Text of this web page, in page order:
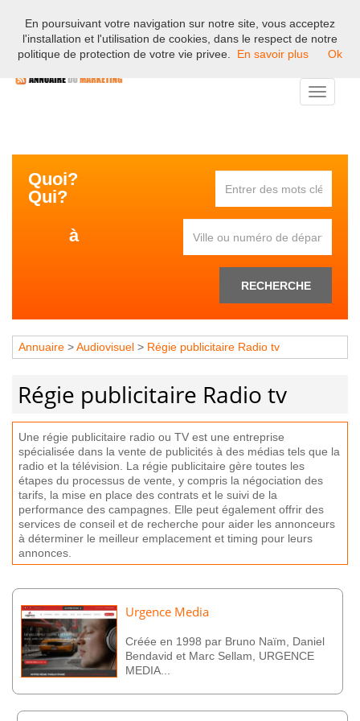
Bienvenue sur l'annuaire professionnel du marketing et de la
communication en France.
Toggle
Quoi?
Qui?
à
RECHERCHE
Annuaire >Audiovisuel > Régie publicitaire Radio tv
Régie publicitaire Radio tv
Une régie publicitaire radio ou TV est une entreprise
spécialisée dans la vente de publicités à des médias tels que la
radio et la télévision La régie publicitaire gère toutes les
étapes du processus de vente y compris la négociation des
tarifs la mise en place des contrats et le suivi de la
performance des campagnes Elle peut également offrir des
services de conseil et de recherche pour aider les annonceurs
à déterminer le meilleur emplacement et timing pour leurs
annonces
Urgence Media
Créée en 1998 par Bruno Naïm, Daniel
Bendavid et Marc Sellam, URGENCE
MEDIA...
En poursuivant votre navigation sur notre site, vous acceptez
l'installation et l'utilisation de cookies, dans le respect de notre
politique de protection de votre vie privee.
En savoir plus Ok